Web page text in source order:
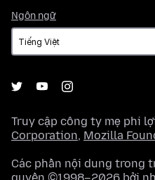
Ngôn ngữ
ngữ
Truy cập công ty mẹ phi
Corporation, Mozilla
Các phần nội dung trong